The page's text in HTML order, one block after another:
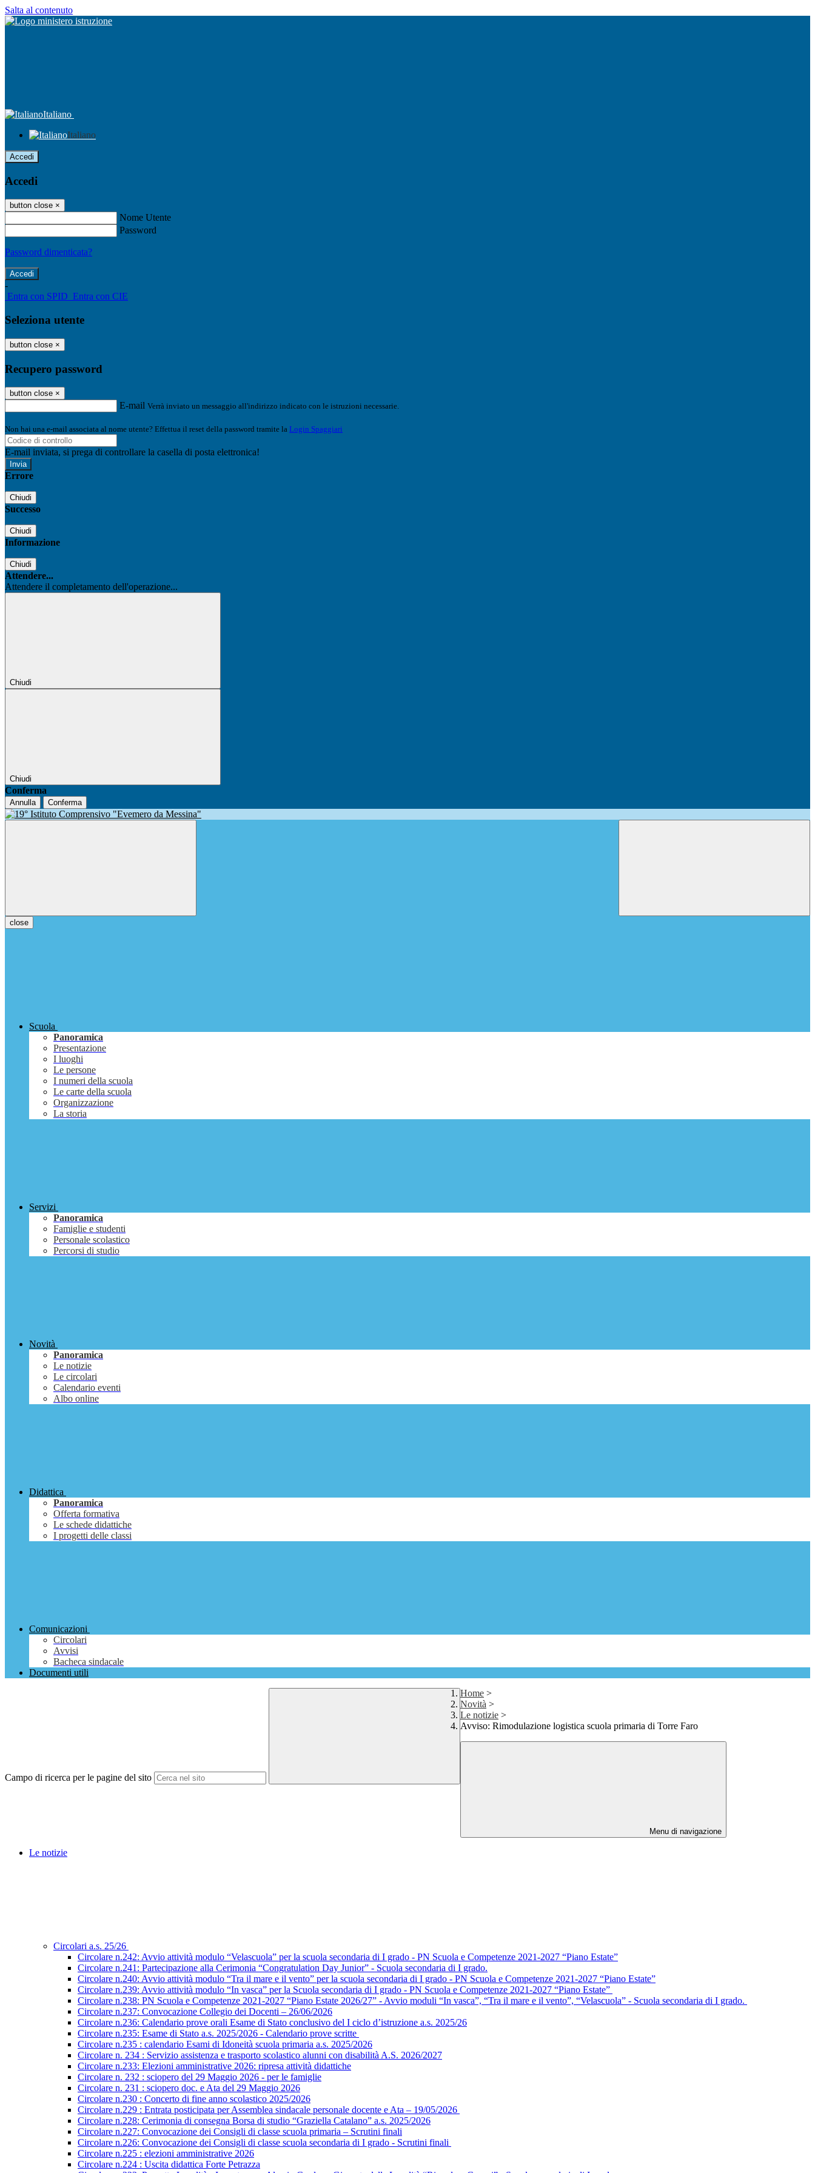
Salta al contenuto
Italiano
Italiano
Accedi
Accedi
button close ×
Nome Utente
Password
Password dimenticata?
-
Entra con SPID Entra con CIE
Seleziona utente
button close ×
Recupero password
button close ×
E-mail Verrà inviato un messaggio all'indirizzo indicato con le istruzioni necessarie.
Non hai una e-mail associata al nome utente? Effettua il reset della password tramite la Login Spaggiari
E-mail inviata, si prega di controllare la casella di posta elettronica!
Errore
Chiudi
Successo
Chiudi
Informazione
Chiudi
Attendere...
Attendere il completamento dell'operazione...
Chiudi
Chiudi
Conferma
Annulla Conferma
close
Scuola
Panoramica
Presentazione
I luoghi
Le persone
I numeri della scuola
Le carte della scuola
Organizzazione
La storia
Servizi
Panoramica
Famiglie e studenti
Personale scolastico
Percorsi di studio
Novità
Panoramica
Le notizie
Le circolari
Calendario eventi
Albo online
Didattica
Panoramica
Offerta formativa
Le schede didattiche
I progetti delle classi
Comunicazioni
Circolari
Avvisi
Bacheca sindacale
Documenti utili
Campo di ricerca per le pagine del sito
Home >
Novità >
Le notizie >
Avviso: Rimodulazione logistica scuola primaria di Torre Faro
Menu di navigazione
Le notizie
Circolari a.s. 25/26
Circolare n.242: Avvio attività modulo “Velascuola” per la scuola secondaria di I grado - PN Scuola e Competenze 2021-2027 “Piano Estate”
Circolare n.241: Partecipazione alla Cerimonia “Congratulation Day Junior” - Scuola secondaria di I grado.
Circolare n.240: Avvio attività modulo “Tra il mare e il vento” per la scuola secondaria di I grado - PN Scuola e Competenze 2021-2027 “Piano Estate”
Circolare n.239: Avvio attività modulo “In vasca” per la Scuola secondaria di I grado - PN Scuola e Competenze 2021-2027 “Piano Estate”
Circolare n.238: PN Scuola e Competenze 2021-2027 “Piano Estate 2026/27” - Avvio moduli “In vasca”, “Tra il mare e il vento”, “Velascuola” - Scuola secondaria di I grado.
Circolare n.237: Convocazione Collegio dei Docenti – 26/06/2026
Circolare n.236: Calendario prove orali Esame di Stato conclusivo del I ciclo d’istruzione a.s. 2025/26
Circolare n.235: Esame di Stato a.s. 2025/2026 - Calendario prove scritte
Circolare n.235 : calendario Esami di Idoneità scuola primaria a.s. 2025/2026
Circolare n. 234 : Servizio assistenza e trasporto scolastico alunni con disabilità A.S. 2026/2027
Circolare n.233: Elezioni amministrative 2026: ripresa attività didattiche
Circolare n. 232 : sciopero del 29 Maggio 2026 - per le famiglie
Circolare n. 231 : sciopero doc. e Ata del 29 Maggio 2026
Circolare n.230 : Concerto di fine anno scolastico 2025/2026
Circolare n.229 : Entrata posticipata per Assemblea sindacale personale docente e Ata – 19/05/2026
Circolare n.228: Cerimonia di consegna Borsa di studio “Graziella Catalano” a.s. 2025/2026
Circolare n.227: Convocazione dei Consigli di classe scuola primaria – Scrutini finali
Circolare n.226: Convocazione dei Consigli di classe scuola secondaria di I grado - Scrutini finali
Circolare n.225 : elezioni amministrative 2026
Circolare n.224 : Uscita didattica Forte Petrazza